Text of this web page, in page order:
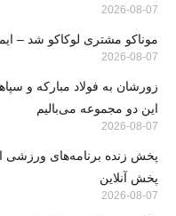
2026-08-07
موناکو مشتری لوکاکو شد –
2026-08-07
زورشان به فولاد مبارکه و
این دو مجموعه می‌بالیم
2026-08-07
پخش آنلاین
2026-08-07